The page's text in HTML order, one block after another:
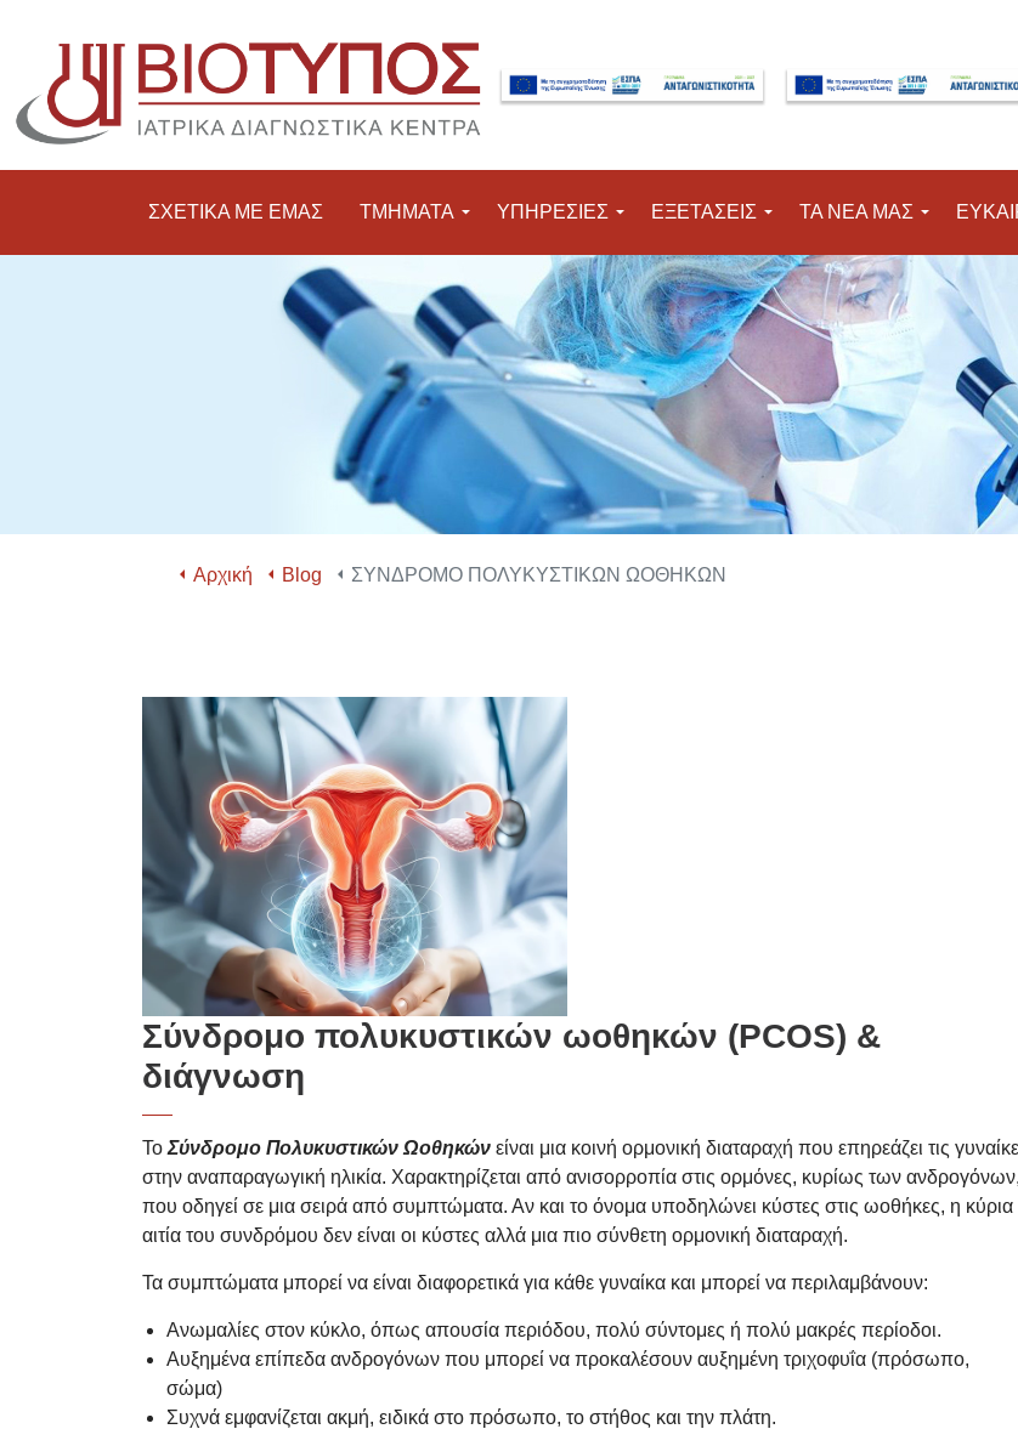
ΣΧΕΤΙΚΑ ΜΕ ΕΜΑΣ ΤΜΗΜΑΤΑ ΥΠΗΡΕΣΙΕΣ ΕΞΕΤΑΣΕΙΣ ΤΑ ΝΕΑ ΜΑΣ
Αρχική Blog ΣΥΝΔΡΟΜΟ ΠΟΛΥΚΥΣΤΙΚΩΝ ΩΟΘΗΚΩΝ
Σύνδρομο πολυκυστικών ωοθηκών (PCOS) &
διάγνωση
Το Σύνδρομο Πολυκυστικών Ωοθηκών είναι μια κοινή ορμονική διαταραχή που επηρεάζει τις
στην αναπαραγωγική ηλικία. Χαρακτηρίζεται από ανισορροπία στις ορμόνες, κυρίως των ανδρογόνων,
που οδηγεί σε μια σειρά από συμπτώματα. Αν και το όνομα υποδηλώνει κύστες στις ωοθήκες, η κύρια
αιτία του συνδρόμου δεν είναι οι κύστες αλλά μια πιο σύνθετη ορμονική διαταραχή.
Τα συμπτώματα μπορεί να είναι διαφορετικά για κάθε γυναίκα και μπορεί να περιλαμβάνουν:
Ανωμαλίες στον κύκλο, όπως απουσία περιόδου, πολύ σύντομες ή πολύ μακρές περίοδοι.
Αυξημένα επίπεδα ανδρογόνων που μπορεί να προκαλέσουν αυξημένη τριχοφυΐα (πρόσωπο,
σώμα)
Συχνά εμφανίζεται ακμή, ειδικά στο πρόσωπο, το στήθος και την πλάτη.